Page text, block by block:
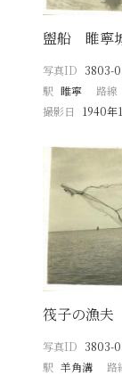
盥船 睢寧
写真ID 3803-
駅 睢寧 路線
撮影日
1940年
筏子の漁夫
写真ID 3803-
駅 羊角溝 路